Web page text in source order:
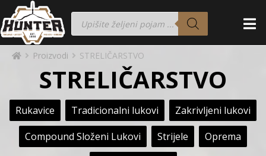
Proizvodi STRELIČARSTVO
STRELIČARSTVO
Rukavice Tradicionalni lukovi
Zakrivljeni lukovi
Compound Složeni Lukovi
Strijele
Oprema